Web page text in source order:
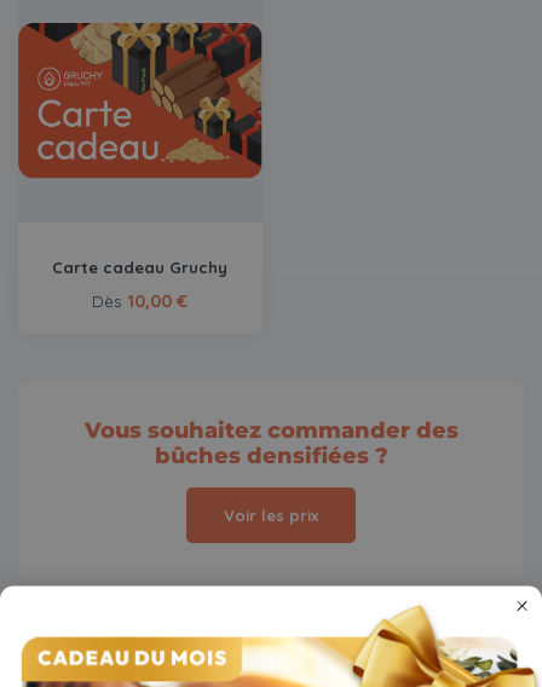
Carte cadeau Gruchy
Dès 10,00 €
Vous souhaitez commander des
bûches densifiées ?
Voir les prix
Questions Fréquentes - Guide d'achat bois
de chauffage